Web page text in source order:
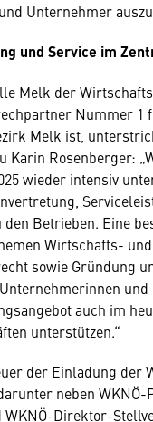
Unternehmer
und Service im
Melk der
Nummer 1
Melk ist,
Karin Rosenberger:
wieder intensiv
Betrieben. Eine
Wirtschafts-
sowie Gründung
auch im
unterstützen.“
der Einladung der
neben WKNÖ-
WKNÖ-Direktor-